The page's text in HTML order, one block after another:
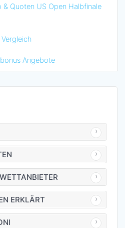
& Quoten US Open Halbfinale
Angebote
ERKLÄRT